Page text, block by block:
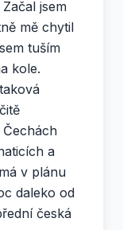
jsem
mě chytil
tuším
kole.
a
v plánu
daleko od
česká